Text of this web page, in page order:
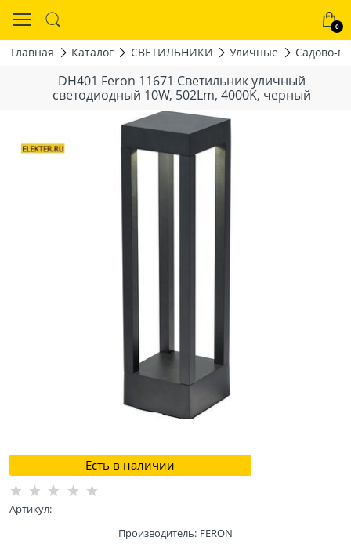
0
Главная Каталог СВЕТИЛЬНИКИ Уличные Садово-
DH401 Feron 11671 Светильник уличный
светодиодный 10W, 502Lm, 4000K, черный
Есть в наличии
Артикул:
Производитель: FERON